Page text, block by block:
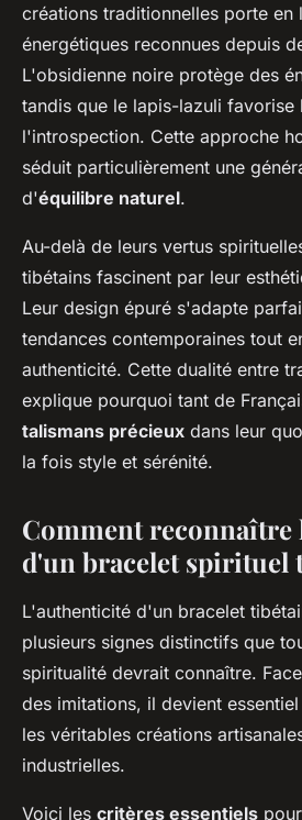
créations traditionnelles porte en
énergétiques reconnues depuis
L'obsidienne noire protège des
tandis que le lapis-lazuli favorise
l'introspection. Cette approche
séduit particulièrement une
d'équilibre naturel.
Au-delà de leurs vertus
tibétains fascinent par leur
Leur design épuré s'adapte
tendances contemporaines tout
authenticité. Cette dualité entre
explique pourquoi tant de
talismans précieux dans leur
la fois style et sérénité.
Comment
d'un bracelet spirituel
L'authenticité d'un bracelet
plusieurs signes distinctifs que
spiritualité devrait connaître.
des imitations, il devient
les véritables créations
industrielles.
Voici les critères essentiels